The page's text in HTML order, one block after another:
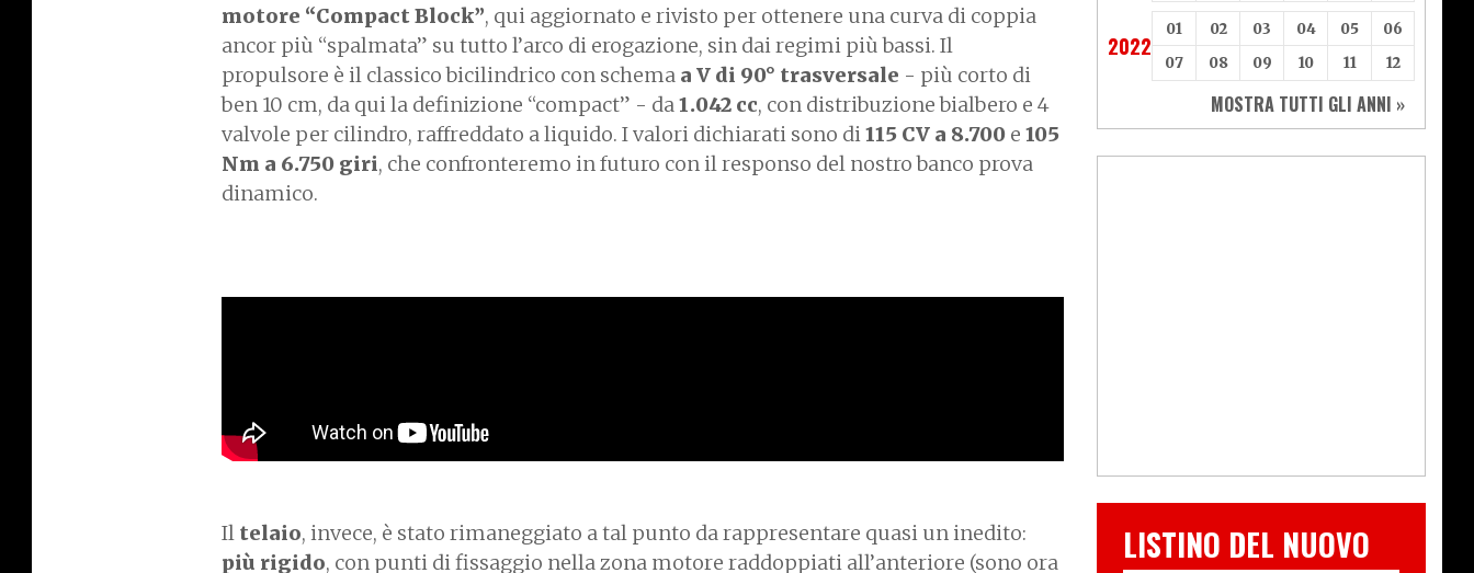
motore “Compact Block”, qui aggiornato e rivisto per ottenere una curva di coppia
ancor più “spalmata” su tutto l’arco di erogazione, sin dai regimi più bassi. Il
propulsore è il classico bicilindrico con schema a V di 90° trasversale - più corto di
ben 10 cm, da qui la definizione “compact” - da1.042 cc, con distribuzione bialbero e 4
valvole per cilindro, raffreddato a liquido. I valori dichiarati sono di115 CV a 8.700 e 105
Nm a 6.750 giri, che confronteremo in futuro con il responso del nostro banco prova
dinamico.
Il telaio, invece, è stato rimaneggiato a tal punto da rappresentare quasi un inedito:
più rigido, con punti di fissaggio nella zona motore raddoppiati all’anteriore (sono ora
2022
01 02 03 04 05
06
07
08 09 10 11 12
MOSTRA TUTTI GLI ANNI »
LISTINO DEL NUOVO